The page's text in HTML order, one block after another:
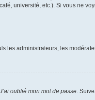
université, etc.). Si vous ne
les administrateurs, les
J’ai oublié mon mot de passe.